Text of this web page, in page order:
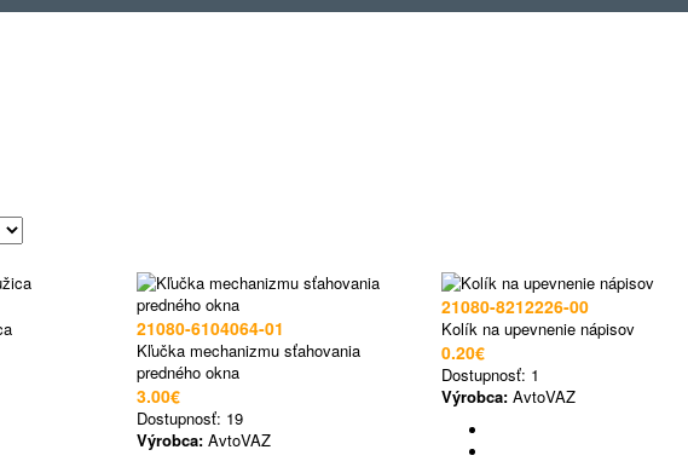
21080-6104064-01
Kľučka mechanizmu sťahovania
predného okna
3.00€
Dostupnosť: 19
Výrobca: AvtoVAZ
21080-8212226-00
Kolík na upevnenie nápisov
0.20€
Dostupnosť: 1
Výrobca: AvtoVAZ